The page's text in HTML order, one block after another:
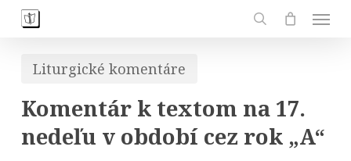
Skip
contentLiturgické komentáre
Komentár k textom na 17.
nedeľu v období cez rok „A“